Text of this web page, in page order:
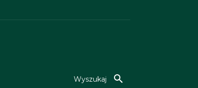
Wyszukaj